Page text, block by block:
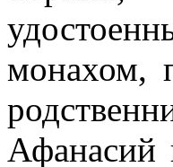
монахом,
Афанасий